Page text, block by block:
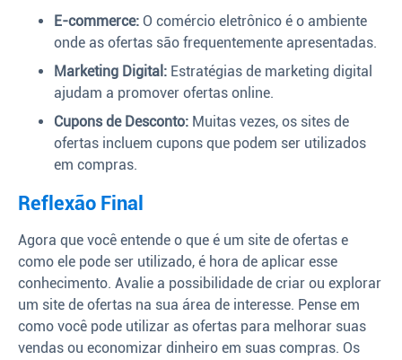
E-commerce: O comércio eletrônico é o ambiente
onde as ofertas são frequentemente apresentadas.
Marketing Digital: Estratégias de marketing digital
ajudam a promover ofertas online.
Cupons de Desconto: Muitas vezes, os sites de
ofertas incluem cupons que podem ser utilizados
em compras.
Reflexão Final
Agora que você entende o que é um site de ofertas e
como ele pode ser utilizado, é hora de aplicar esse
conhecimento. Avalie a possibilidade de criar ou explorar
um site de ofertas na sua área de interesse. Pense em
como você pode utilizar as ofertas para melhorar suas
vendas ou economizar dinheiro em suas compras. Os